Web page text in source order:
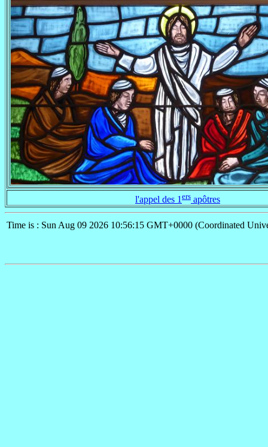
l'appel des 1 ers apôtres
Time is : Sun Aug 09 2026 10:56:15 GMT+0000 (Coordinated